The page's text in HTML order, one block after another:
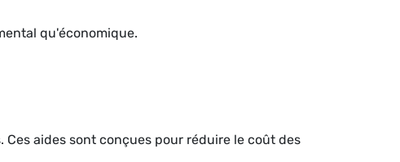
qu'économique.
aides sont conçues pour réduire le coût des